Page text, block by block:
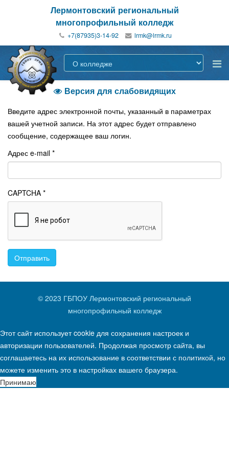
Лермонтовский региональный
многопрофильный колледж
+7(87935)3-14-92
Версия для слабовидящих
Введите адрес электронной почты, указанный в параметрах
вашей учетной записи. На этот адрес будет отправлено
сообщение, содержащее ваш логин.
Адрес e-mail *
CAPTCHA *
Отправить
© 2023 ГБПОУ Лермонтовский региональный
многопрофильный колледж
Этот сайт использует cookie для сохранения настроек и
авторизации пользователей. Продолжая просмотр сайта, вы
соглашаетесь на их использование в соответствии с политикой, но
можете изменить это в настройках вашего браузера.
Принимаю